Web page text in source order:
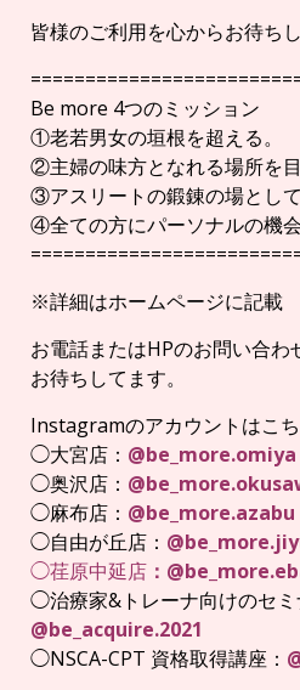
皆様のご利用を心からお待ち
Be more 4つのミッション
①老若男女の垣根を超える。
②主婦の味方となれる場所を目
③アスリートの鍛錬の場として
④全ての方にパーソナルの機会
※詳細はホームページに記載
お電話またはHPのお問い合わ
お待ちしてます。
Instagramのアカウントはこ
◯大宮店： @be_more.omiya
◯奥沢店：
◯麻布店： @be_more.azabu
◯自由が丘店：
◯荏原中延店 ：
◯治療家&トレーナ向けのセミ
@be_acquire.2021
◯NSCA-CPT 資格取得講座：